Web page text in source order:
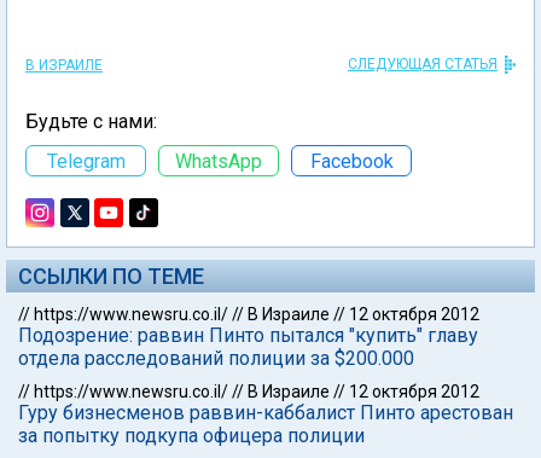
В ИЗРАИЛЕ СЛЕДУЮЩАЯ СТАТЬЯ
Будьте с нами:
Telegram
WhatsApp Facebook
ССЫЛКИ ПО ТЕМЕ
// https://www.newsru.co.il/// В Израиле // 12 октября 2012
Подозрение: раввин Пинто пытался "купить" главу
отдела расследований полиции за $200.000
// https://www.newsru.co.il/// В Израиле // 12 октября 2012
Гуру бизнесменов раввин-каббалист Пинто арестован
за попытку подкупа офицера полиции